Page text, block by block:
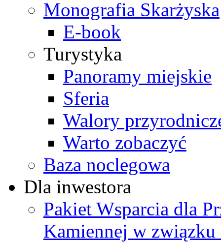
Monografia Skarżyska
E-book
Turystyka
Panoramy miejskie
Sferia
Walory
Warto zobaczyć
Baza noclegowa
Dla inwestora
Pakiet Wsparcia dla
Kamiennej w